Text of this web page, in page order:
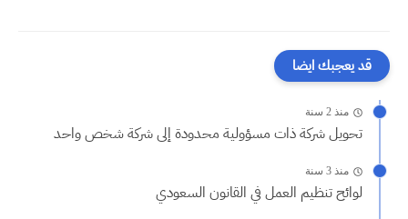
قد يعجبك ايضا
منذ 2 سنة
تحويل شركة ذات مسؤولية محدودة إلى شركة شخص واحد
منذ 3 سنة
لوائح تنظيم العمل في القانون السعودي